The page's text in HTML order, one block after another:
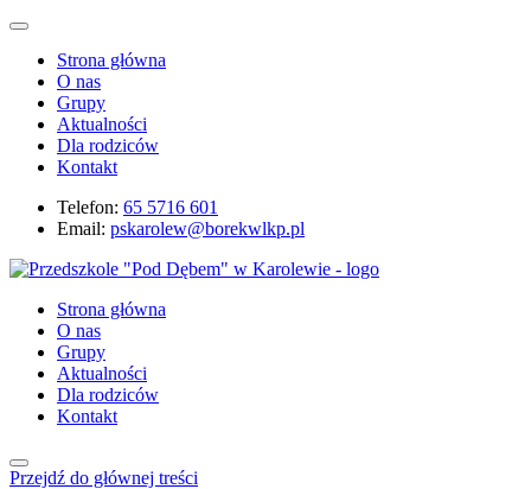
Strona główna
O nas
Grupy
Aktualności
Dla rodziców
Kontakt
Telefon: 65 5716 601
Email: pskarolew@borekwlkp.pl
Strona główna
O nas
Grupy
Aktualności
Dla rodziców
Kontakt
Przejdź do głównej treści